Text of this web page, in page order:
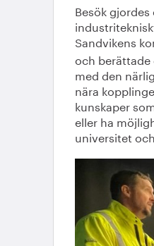
Besök
Sandvikens
och berättade
med den
nära
kunskaper
eller ha
universitet